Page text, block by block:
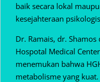
baik secara lokal
kesejahteraan
Dr. Ramais, dr. Shamos
Hospotal Medical
menemukan bahwa
metabolisme yang